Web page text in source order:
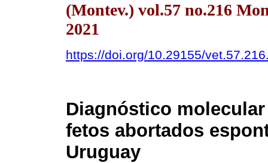
(Montev.) vol.57 no.216
2021
https://doi.org/10.29155/
Diagnóstico
fetos abortados
Uruguay